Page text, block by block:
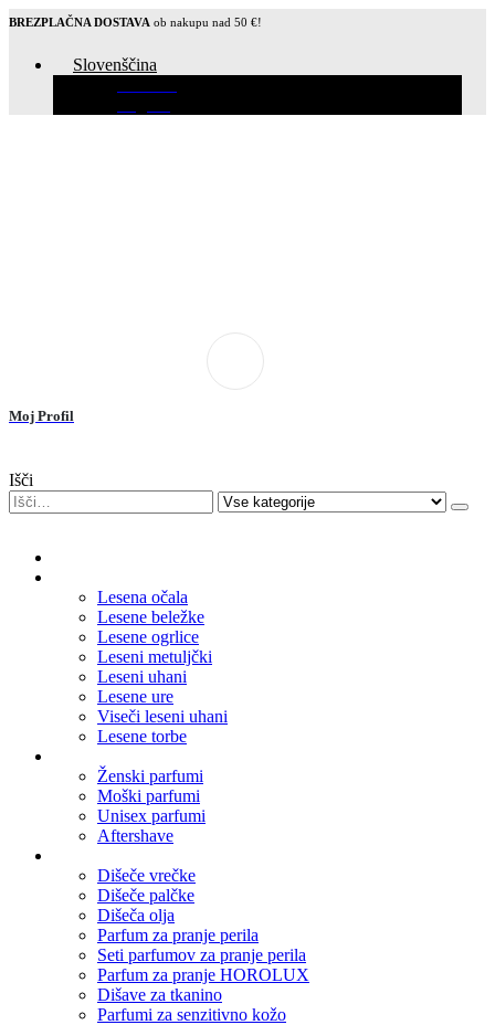
BREZPLAČNA DOSTAVA ob nakupu nad 50 €!
Slovenščina
Moj Profil
Išči
Lesena očala
Lesene beležke
Lesene ogrlice
Leseni metuljčki
Leseni uhani
Lesene ure
Viseči leseni uhani
Lesene torbe
Ženski parfumi
Moški parfumi
Unisex parfumi
Aftershave
Dišeče vrečke
Dišeče palčke
Dišeča olja
Parfum za pranje perila
Seti parfumov za pranje perila
Parfum za pranje HOROLUX
Dišave za tkanino
Parfumi za senzitivno kožo